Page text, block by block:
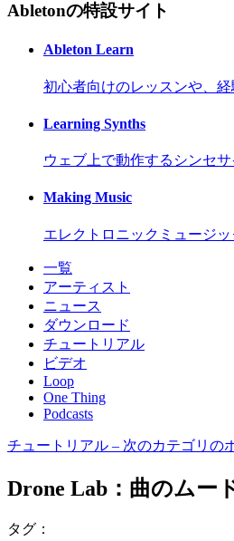
Abletonの特設サイト
Ableton Learn
初心者向けのレッスンや、
Learning Synths
ウェブ上で動作するシンセ
Making Music
エレクトロニックミュージ
一覧
アーティスト
ニュース
ダウンロード
チュートリアル
ビデオ
Loop
One Thing
Podcasts
チュートリアル – 次のカテゴリの
Drone Lab：曲のムー
タグ：